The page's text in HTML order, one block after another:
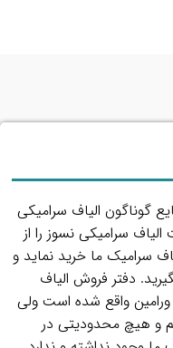
گوناگون الیاف سرامیکی
سرامیکی نسوز را از
سرامیک ما خرید نماید و
دفتر فروش الیاف
واقع شده است ولی
و هیچ محدودیتی در